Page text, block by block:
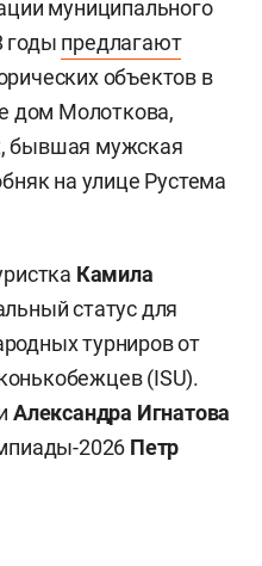
муниципального
годы предлагают
объектов в
дом Молоткова,
бывшая мужская
на улице Рустема
Камила
статус для
турниров от
(ISU).
Александра Игнатова
2026 Петр